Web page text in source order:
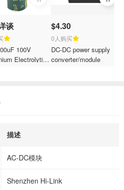
谈
100V
Electrolytic
$4.30
0人购买
DC-DC power supply
converter/module
描述
AC-DC模块
Shenzhen Hi-Link